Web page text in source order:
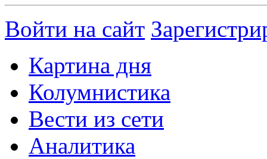
Войти на сайт
Картина дня
Колумнистика
Вести из сети
Аналитика